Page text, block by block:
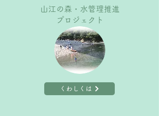
山江の森・水管理推進
プロジェクト
くわしくは